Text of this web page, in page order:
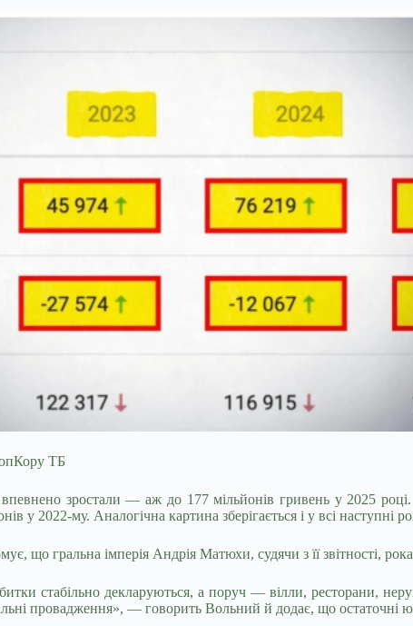
ТБ
зростали — аж до 177 мільйонів гривень у 2025 році.
у 2022-му. Аналогічна картина зберігається і у всі
що гральна імперія Андрія Матюхи, судячи з її звітності,
стабільно декларуються, а поруч — вілли, ресторани,
провадження», — говорить Вольний й додає, що остаточні